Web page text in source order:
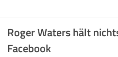
Roger Waters hält
Facebook